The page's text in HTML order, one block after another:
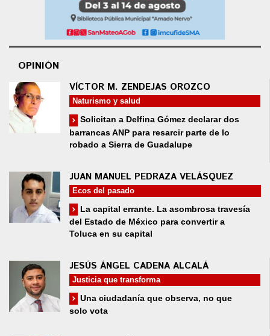
OPINIÓN
VÍCTOR M. ZENDEJAS OROZCO
Naturismo y salud
Solicitan a Delfina Gómez declarar dos
barrancas ANP para resarcir parte de lo
robado a Sierra de Guadalupe
JUAN MANUEL PEDRAZA VELÁSQUEZ
Ecos del pasado
La capital errante. La asombrosa travesía
del Estado de México para convertir a
Toluca en su capital
JESÚS ÁNGEL CADENA ALCALÁ
Justicia que transforma
Una ciudadanía que observa, no que
solo vota